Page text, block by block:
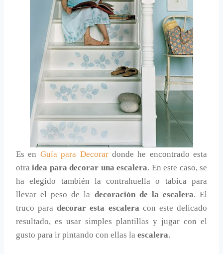
Es en Guía para Decorardonde he encontrado esta
otraidea para decorar una escalera. En este caso, se
ha elegido también la contrahuella o tabica para
llevar el peso de la decoración de la escalera. El
truco paradecorar esta escalera con este delicado
resultado, es usar simples plantillas y jugar con el
gusto para ir pintando con ellas la escalera.